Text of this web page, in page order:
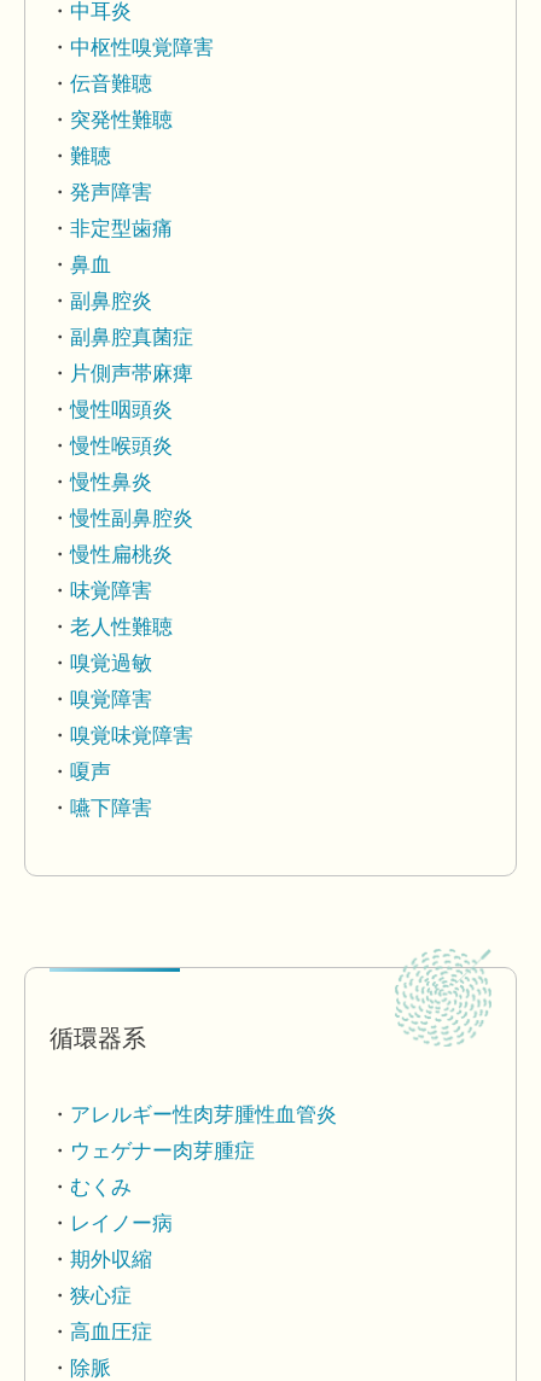
中耳炎
中枢性嗅覚障害
伝音難聴
突発性難聴
難聴
発声障害
非定型歯痛
鼻血
副鼻腔炎
副鼻腔真菌症
片側声帯麻痺
慢性咽頭炎
慢性喉頭炎
慢性鼻炎
慢性副鼻腔炎
慢性扁桃炎
味覚障害
老人性難聴
嗅覚過敏
嗅覚障害
嗅覚味覚障害
嗄声
嚥下障害
循環器系
アレルギー性肉芽腫性血管炎
ウェゲナー肉芽腫症
むくみ
レイノー病
期外収縮
狭心症
高血圧症
除脈